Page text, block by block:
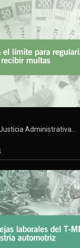
Administrativa…